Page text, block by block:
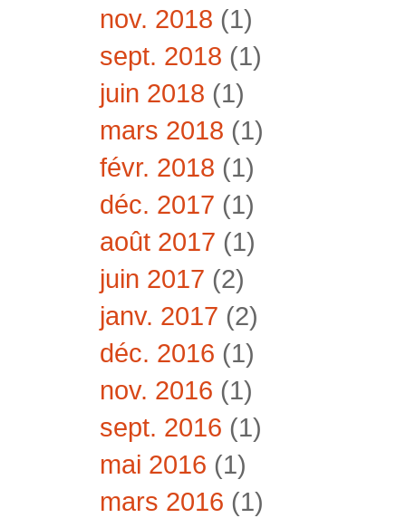
nov. 2018 (1)
sept. 2018 (1)
juin 2018 (1)
mars 2018 (1)
févr. 2018 (1)
déc. 2017 (1)
août 2017 (1)
juin 2017 (2)
janv. 2017 (2)
déc. 2016 (1)
nov. 2016 (1)
sept. 2016 (1)
mai 2016 (1)
mars 2016 (1)